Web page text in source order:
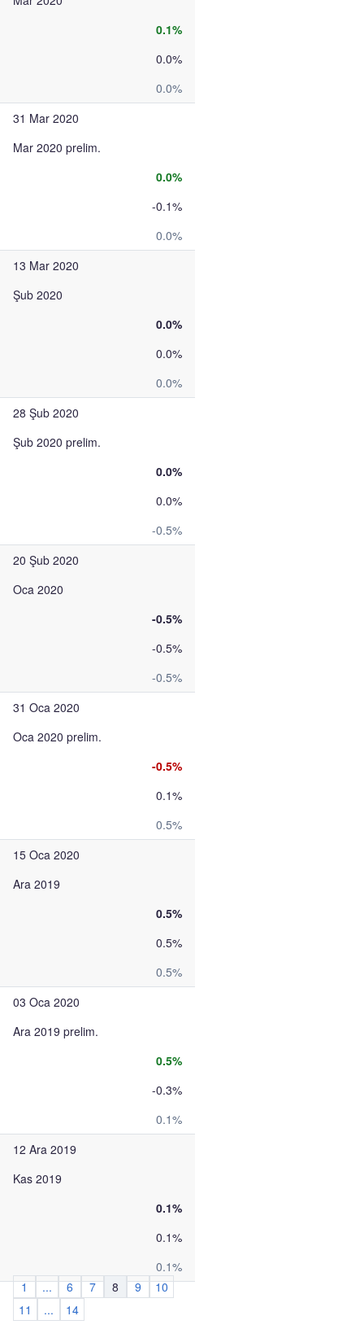
0.1%
0.0%
0.0%
31 Mar 2020
Mar 2020 prelim.
0.0%
-0.1%
0.0%
13 Mar 2020
Şub 2020
0.0%
0.0%
0.0%
28 Şub 2020
Şub 2020 prelim.
0.0%
0.0%
-0.5%
20 Şub 2020
Oca 2020
-0.5%
-0.5%
-0.5%
31 Oca 2020
Oca 2020 prelim.
-0.5%
0.1%
0.5%
15 Oca 2020
Ara 2019
0.5%
0.5%
0.5%
03 Oca 2020
Ara 2019 prelim.
0.5%
-0.3%
0.1%
12 Ara 2019
Kas 2019
0.1%
0.1%
0.1%
1
... 6 7 8 9
10
11
...
14